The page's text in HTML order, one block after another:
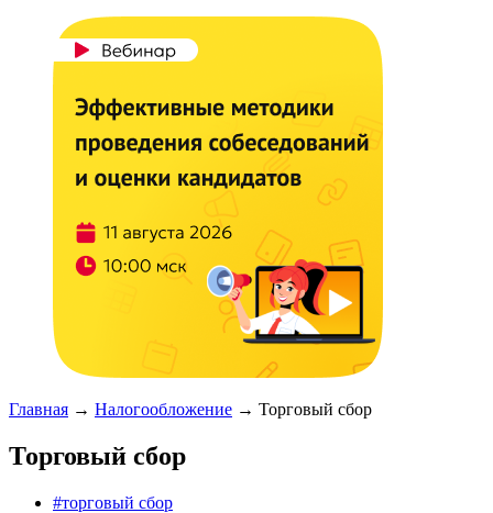
Главная → Налогообложение → Торговый сбор
Торговый сбор
#торговый сбор